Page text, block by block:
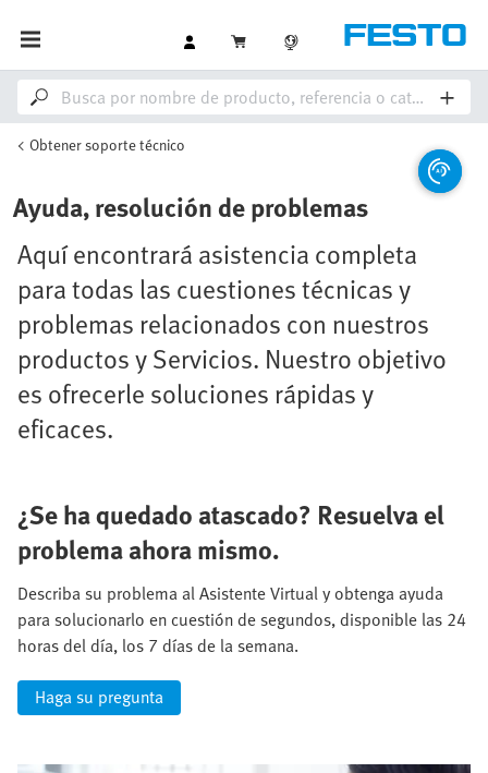
Obtener soporte técnico
Ayuda, resolución de problemas
Aquí encontrará asistencia completa
para todas las cuestiones técnicas y
problemas relacionados con nuestros
productos y Servicios. Nuestro objetivo
es ofrecerle soluciones rápidas y
eficaces.
¿Se ha quedado atascado? Resuelva el
problema ahora mismo.
Describa su problema al Asistente Virtual y obtenga ayuda
para solucionarlo en cuestión de segundos, disponible las 24
horas del día, los 7 días de la semana.
Haga su pregunta